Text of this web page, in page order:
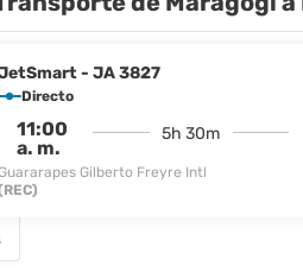
- JA 3827
Directo
11:00
a. m.
Gilberto Freyre Intl
5h 30m